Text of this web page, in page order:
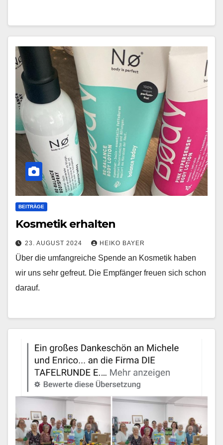
BEITRÄGE
Kosmetik erhalten
23. AUGUST 2024 HEIKO BAYER
Über die umfangreiche Spende an Kosmetik haben
wir uns sehr gefreut. Die Empfänger freuen sich schon
darauf.